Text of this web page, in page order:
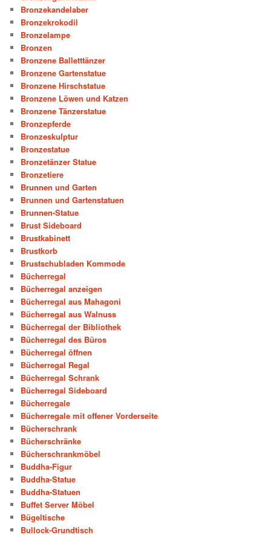
Bronzekandelaber
Bronzekrokodil
Bronzelampe
Bronzen
Bronzene Balletttänzer
Bronzene Gartenstatue
Bronzene Hirschstatue
Bronzene Löwen und Katzen
Bronzene Tänzerstatue
Bronzepferde
Bronzeskulptur
Bronzestatue
Bronzetänzer Statue
Bronzetiere
Brunnen und Garten
Brunnen und Gartenstatuen
Brunnen-Statue
Brust Sideboard
Brustkabinett
Brustkorb
Brustschubladen Kommode
Bücherregal
Bücherregal anzeigen
Bücherregal aus Mahagoni
Bücherregal aus Walnuss
Bücherregal der Bibliothek
Bücherregal des Büros
Bücherregal öffnen
Bücherregal Regal
Bücherregal Schrank
Bücherregal Sideboard
Bücherregale
Bücherregale mit offener Vorderseite
Bücherschrank
Bücherschränke
Bücherschrankmöbel
Buddha-Figur
Buddha-Statue
Buddha-Statuen
Buffet Server Möbel
Bügeltische
Bullock-Grundtisch